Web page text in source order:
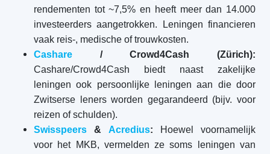
rendementen tot ~7,5% en heeft meer dan 14.000
investeerders aangetrokken. Leningen financieren
vaak reis-, medische of trouwkosten.
Cashare / Crowd4Cash (Zürich):
Cashare/Crowd4Cash biedt naast zakelijke
leningen ook persoonlijke leningen aan die door
Zwitserse leners worden gegarandeerd (bijv. voor
reizen of schulden).
Swisspeers & Acredius: Hoewel voornamelijk
voor het MKB, vermelden ze soms leningen van